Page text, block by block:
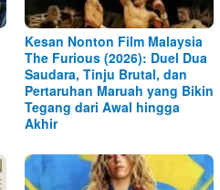
Kesan Nonton Film Malaysia
The Furious (2026): Duel Dua
Saudara, Tinju Brutal, dan
Pertaruhan Maruah yang Bikin
Tegang dari Awal hingga
Akhir